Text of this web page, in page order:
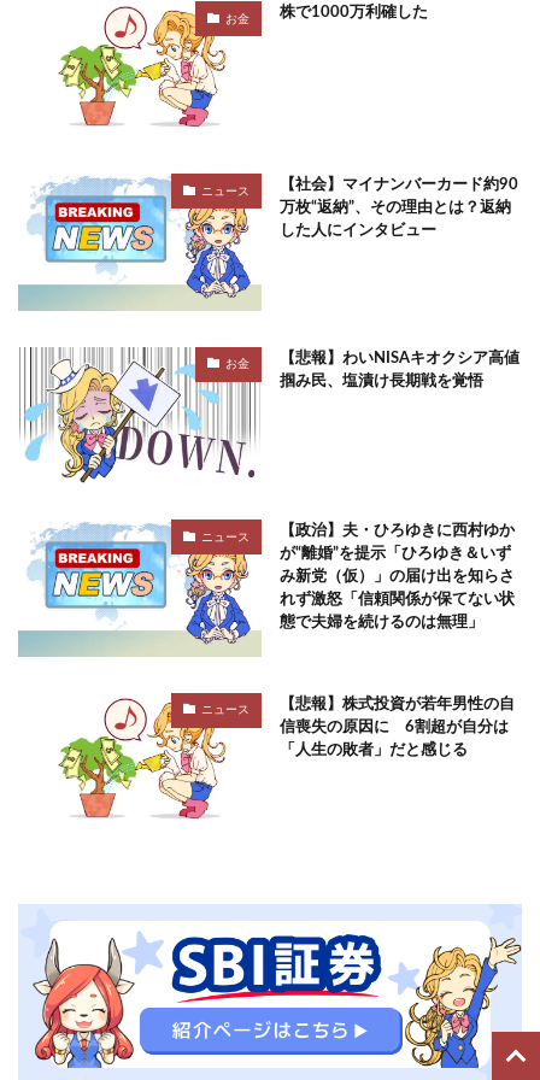
お金 株で1000万利確した
ニュース
【社会】マイナンバーカード約90
万枚“返納”、その理由とは？返納
した人にインタビュー
お金
【悲報】わいNISAキオクシア高値
掴み民、塩漬け長期戦を覚悟
ニュース
【政治】夫・ひろゆきに西村ゆか
が“離婚”を提示「ひろゆき＆いず
み新党（仮）」の届け出を知らさ
れず激怒「信頼関係が保てない状
態で夫婦を続けるのは無理」
ニュース
【悲報】株式投資が若年男性の自
信喪失の原因に 6割超が自分は
「人生の敗者」だと感じる